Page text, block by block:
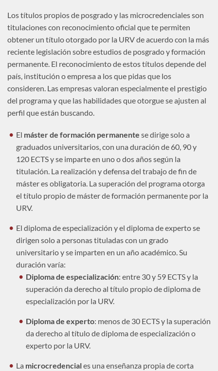
Los títulos propios de posgrado y las microcredenciales son
titulaciones con reconocimiento oficial que te permiten
obtener un título otorgado por la URV de acuerdo con la más
reciente legislación sobre estudios de posgrado y formación
permanente. El reconocimiento de estos títulos depende del
país, institución o empresa a los que pidas que los
consideren. Las empresas valoran especialmente el prestigio
del programa y que las habilidades que otorgue se ajusten al
perfil que están buscando.
El máster de formación permanente se dirige solo a
graduados universitarios, con una duración de 60, 90 y
120 ECTS y se imparte en uno o dos años según la
titulación. La realización y defensa del trabajo de fin de
máster es obligatoria. La superación del programa otorga
el título propio de máster de formación permanente por la
URV.
El diploma de especialización y el diploma de experto se
dirigen solo a personas tituladas con un grado
universitario y se imparten en un año académico. Su
duración varía:
Diploma de especialización: entre 30 y 59 ECTS y la
superación da derecho al título propio de diploma de
especialización por la URV.
Diploma de experto: menos de 30 ECTS y la superación
da derecho al título de diploma de especialización o
experto por la URV.
La microcredenciales una enseñanza propia de corta